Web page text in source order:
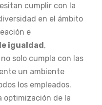
cumplir con la
en el ámbito
e
igualdad,
solo cumpla con las
un ambiente
los empleados.
optimización de la